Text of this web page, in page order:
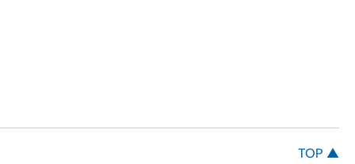
TOP ▲